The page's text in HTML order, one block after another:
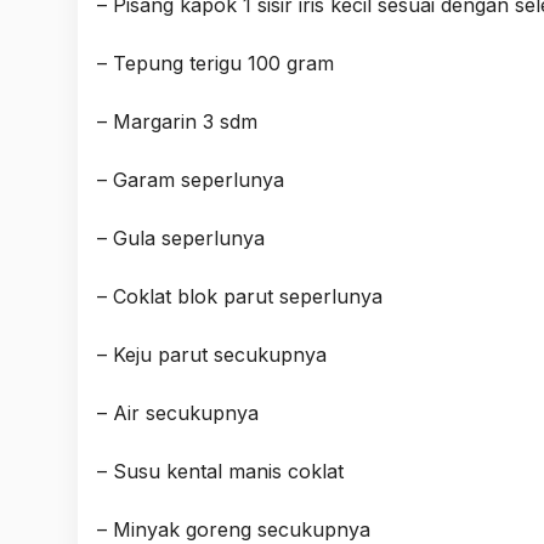
– Pisang kapok 1 sisir iris kecil sesuai dengan
– Tepung terigu 100 gram
– Margarin 3 sdm
– Garam seperlunya
– Gula seperlunya
– Coklat blok parut seperlunya
– Keju parut secukupnya
– Air secukupnya
– Susu kental manis coklat
– Minyak goreng secukupnya